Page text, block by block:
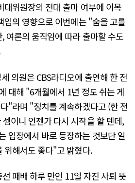
대위원장의 전대 출마 여부에 이목
임의 영향으로 이번에는 "숨을 고를
여론의 움직임에 따라 출마할 수도
의원은 CBS라디오에 출연해 한 전
대해 "6개월에서 1년 정도 쉬는 게
"라며 "정치를 계속하겠다고 (한 전
이니 언젠가 다시 시작을 할 텐데,
입장에서 바로 등장하는 것보단 일
위해서도 좋다"고 밝혔다.
패배 하루 만인 11일 자진 사퇴 뜻